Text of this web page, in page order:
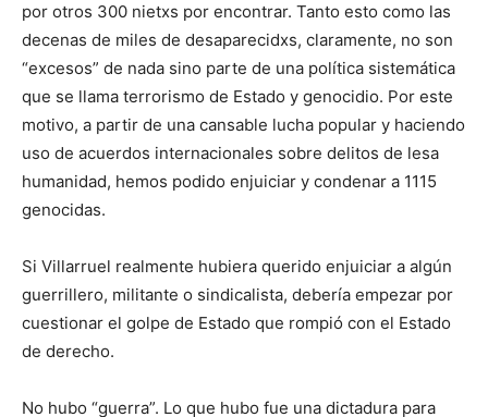
por otros 300 nietxs por encontrar. Tanto esto como las
decenas de miles de desaparecidxs, claramente, no son
“excesos” de nada sino parte de una política sistemática
que se llama terrorismo de Estado y genocidio. Por este
motivo, a partir de una cansable lucha popular y haciendo
uso de acuerdos internacionales sobre delitos de lesa
humanidad, hemos podido enjuiciar y condenar a 1115
genocidas.
Si Villarruel realmente hubiera querido enjuiciar a algún
guerrillero, militante o sindicalista, debería empezar por
cuestionar el golpe de Estado que rompió con el Estado
de derecho.
No hubo “guerra”. Lo que hubo fue una dictadura para